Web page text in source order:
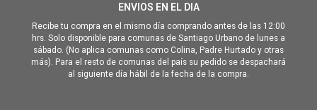
ENVIOS EN EL DIA
Recibe tu compra en el mismo día comprando antes de las 12:00
hrs. Solo disponible para comunas de Santiago Urbano de lunes a
sábado. (No aplica comunas como Colina, Padre Hurtado y otras
más). Para el resto de comunas del país su pedido se despachará
al siguiente día hábil de la fecha de la compra.